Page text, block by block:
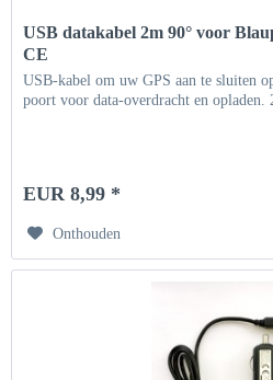
USB datakabel 2m 90° voor
CE
USB-kabel om uw GPS aan te sluiten
poort voor data-overdracht en opladen.
EUR 8,99 *
Onthouden